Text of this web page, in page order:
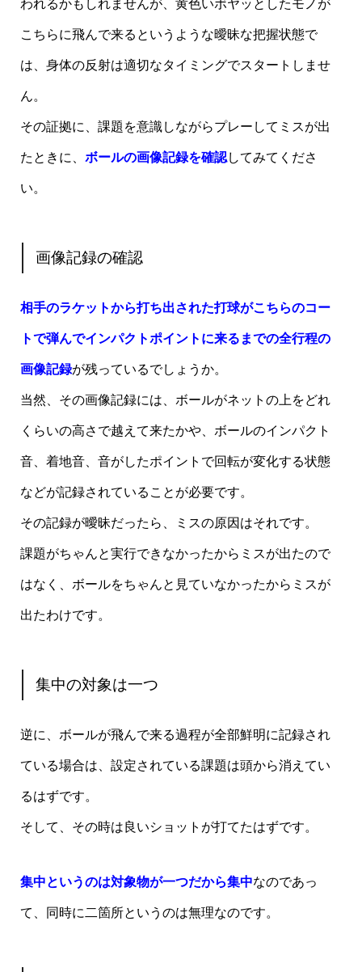
われるかもしれませんが、黄色いボヤッとしたモノが
こちらに飛んで来るというような曖昧な把握状態で
は、身体の反射は適切なタイミングでスタートしませ
ん。
その証拠に、課題を意識しながらプレーしてミスが出
たときに、 ボールの画像記録を確認してみてくださ
い。
画像記録の確認
相手のラケットから打ち出された打球がこちらのコー
トで弾んでインパクトポイントに来るまでの全行程の
画像記録が残っているでしょうか。
当然、その画像記録には、ボールがネットの上をどれ
くらいの高さで越えて来たかや、ボールのインパクト
音、着地音、音がしたポイントで回転が変化する状態
などが記録されていることが必要です。
その記録が曖昧だったら、ミスの原因はそれです。
課題がちゃんと実行できなかったからミスが出たので
はなく、ボールをちゃんと見ていなかったからミスが
出たわけです。
集中の対象は一つ
逆に、ボールが飛んで来る過程が全部鮮明に記録され
ている場合は、設定されている課題は頭から消えてい
るはずです。
そして、その時は良いショットが打てたはずです。
集中というのは対象物が一つだから集中なのであっ
て、同時に二箇所というのは無理なのです。